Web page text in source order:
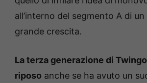
all’interno del segmento A di
grande crescita.
La terza generazione di
riposo anche se ha avuto un